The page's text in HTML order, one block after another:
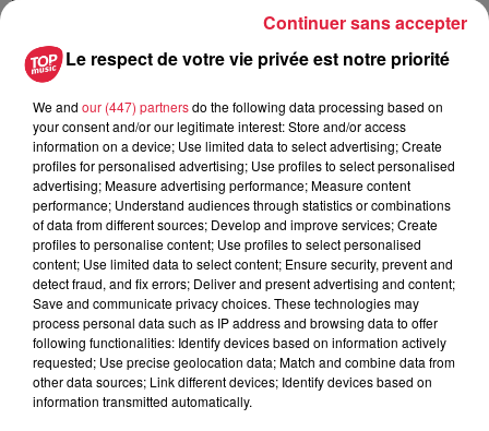
au15 août 2021 à 0h00
Lieu MUTTERSHOLTZ (67)
Organisateur http://www.avidejardin.com/
Le respect de votre vie privée est notre priorité
We and our (447) partnersdo the following data processing based on
your consent and/or our legitimate interest: Store and/or access
information on a device; Use limited data to select advertising; Create
profiles for personalised advertising; Use profiles to select personalised
advertising; Measure advertising performance; Measure content
performance; Understand audiences through statistics or combinations
of data from different sources; Develop and improve services; Create
profiles to personalise content; Use profiles to select personalised
content; Use limited data to select content; Ensure security, prevent and
detect fraud, and fix errors; Deliver and present advertising and content;
Save and communicate privacy choices. These technologies may
process personal data such as IP address and browsing data to offer
following functionalities: Identify devices based on information actively
requested; Use precise geolocation data; Match and combine data from
other data sources; Link different devices; Identify devices based on
information transmitted automatically.
Continuer sans accepter